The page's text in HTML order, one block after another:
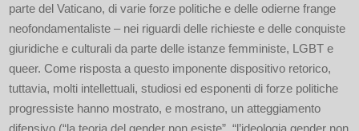
parte del Vaticano, di varie forze politiche e delle odierne frange
neofondamentaliste – nei riguardi delle richieste e delle conquiste
giuridiche e culturali da parte delle istanze femministe, LGBT e
queer. Come risposta a questo imponente dispositivo retorico,
tuttavia, molti intellettuali, studiosi ed esponenti di forze politiche
progressiste hanno mostrato, e mostrano, un atteggiamento
difensivo (“la teoria del gender non esiste”, “l’ideologia gender non